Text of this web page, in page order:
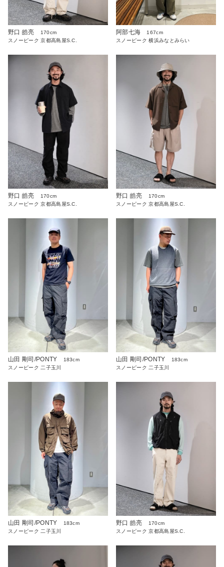
野口 皓亮
170cm
スノーピーク 京都高島屋S.C.
阿部七海
167cm
スノーピーク 横浜みなとみらい
野口 皓亮
170cm
スノーピーク 京都高島屋S.C.
野口 皓亮
170cm
スノーピーク 京都高島屋S.C.
山田 剛司/PONTY
183cm
スノーピーク 二子玉川
山田 剛司/PONTY
183cm
スノーピーク 二子玉川
山田 剛司/PONTY
183cm
スノーピーク 二子玉川
野口 皓亮
170cm
スノーピーク 京都高島屋S.C.